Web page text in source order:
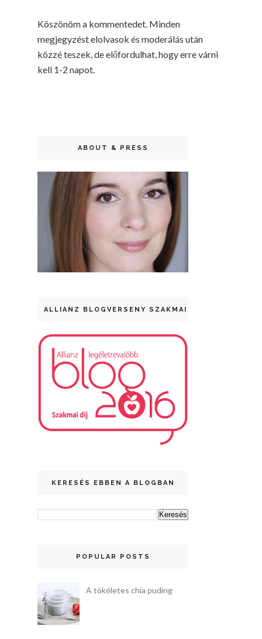
Köszönöm a kommentedet. Minden
megjegyzést elolvasok és moderálás után
közzé teszek, de előfordulhat, hogy erre várni
kell 1-2 napot.
ABOUT & PRESS
ALLIANZ BLOGVERSENY SZAKMAI DÍJ
KERESÉS EBBEN A BLOGBAN
POPULAR POSTS
A tökéletes chia puding